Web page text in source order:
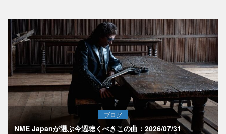
ブログ
NME Japanが選ぶ今週聴くべきこの曲：2026/07/31